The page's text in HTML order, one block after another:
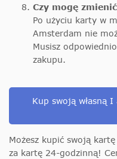
Czy mogę
Po użyciu karty w
Amsterdam nie
Musisz
zakupu.
Kup swoją własną
Możesz kupić swoją
za kartę 24-godzinną!